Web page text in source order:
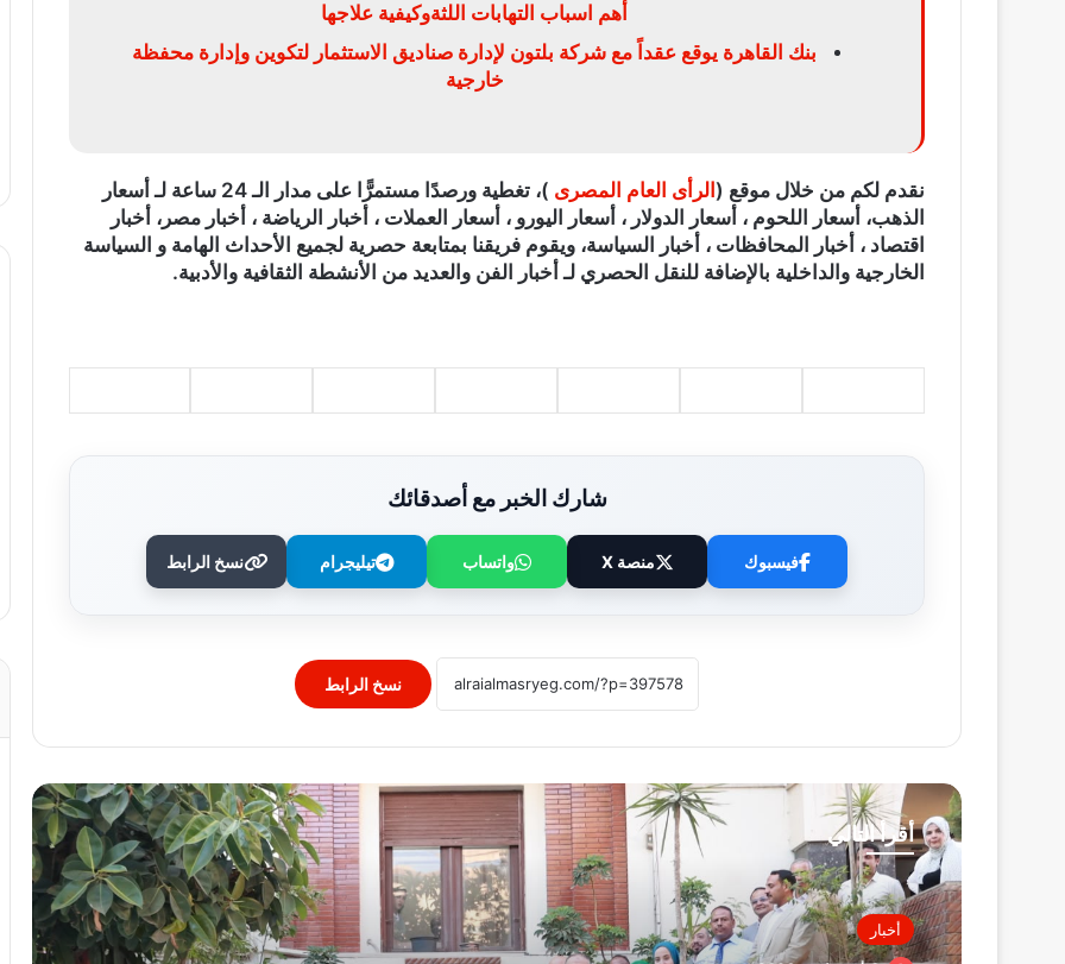
أهم اسباب التهابات اللثةوكيفية علاجها
بنك القاهرة يوقع عقداً مع شركة بلتون لإدارة صناديق الاستثمار لتكوين وإدارة محفظة
خارجية
نقدم لكم من خلال موقع (الرأى العام المصرى
)، تغطية ورصدًا مستمرًّا على مدار الـ 24 ساعة لـ أسعار
الذهب، أسعار اللحوم ، أسعار الدولار ، أسعار اليورو ، أسعار العملات ، أخبار الرياضة ، أخبار مصر، أخبار
اقتصاد ، أخبار المحافظات ، أخبار السياسة، ويقوم فريقنا بمتابعة حصرية لجميع الأحداث الهامة و السياسة
الخارجية والداخلية بالإضافة للنقل الحصري لـ أخبار الفن والعديد من الأنشطة الثقافية والأدبية.
شارك الخبر مع أصدقائك
فيسبوك منصة X واتساب تيليجرام نسخ الرابط
نسخ الرابط
أقرأ التالي
أخبار
مدينة نصر ومدير عيادة التأمين الصحي
بالفرع ويوجه بصرف مكافآت مالية تليق
بدورهن البطولي
برنامج أبطال المشروعات الصغيرة
والمتوسطة
الفم والوجه والفكين
رئيس الوزراء يوافق على إنشاء منطقة
استثمارية داخل مشروع “البروج” بامتداد
مدينة الشروق
وزارة التعليم: عدد ساعات دراسية أكبر لمواد